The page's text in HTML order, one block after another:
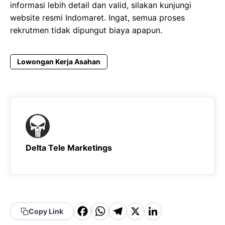
informasi lebih detail dan valid, silakan kunjungi
website resmi Indomaret. Ingat, semua proses
rekrutmen tidak dipungut biaya apapun.
Lowongan Kerja Asahan
Delta Tele Marketings
Copy Link
F WT X Li